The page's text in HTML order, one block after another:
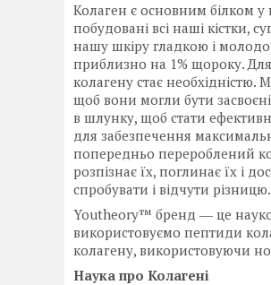
Колаген є основним білком
побудовані всі наші кістки,
нашу шкіру гладкою і
приблизно на 1% щороку. Для
колагену стає
щоб вони могли бути
в шлунку, щоб стати
для забезпечення
попередньо перероблений
розпізнає їх, поглинає їх і
спробувати і відчути різницю.
Youtheory™ бренд ― це
використовуємо пептиди
колагену, використовуючи
Наука про Колагені